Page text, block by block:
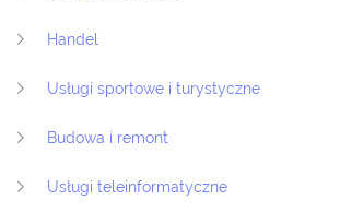
Handel
Usługi sportowe i turystyczne
Budowa i remont
Usługi teleinformatyczne